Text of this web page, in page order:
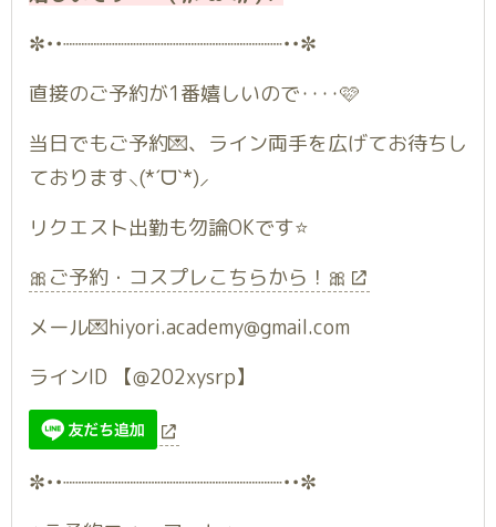
✼••┈┈┈┈┈┈┈┈┈┈┈┈┈┈┈┈┈┈••✼
直接のご予約が1番嬉しいので‥‥🩷
当日でもご予約💌、ライン両手を広げてお待ちし
ております⸜(*ˊᗜˋ*)⸝
リクエスト出勤も勿論OKです⭐️
🎀ご予約・コスプレこちらから！🎀
メール💌hiyori.academy@gmail.com
ラインID 【@202xysrp】
✼••┈┈┈┈┈┈┈┈┈┈┈┈┈┈┈┈┈┈••✼